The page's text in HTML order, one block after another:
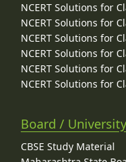
NCERT Solutions for
NCERT Solutions for
NCERT Solutions for
NCERT Solutions for
NCERT Solutions for
NCERT Solutions for
Board /
CBSE Study Material